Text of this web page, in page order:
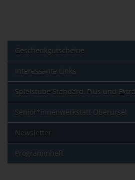
Geschenkgutscheine
Interessante Links
Spielstube Standard, Plus und Extra
Senior*innenwerkstatt Oberursel
Newsletter
Programmheft